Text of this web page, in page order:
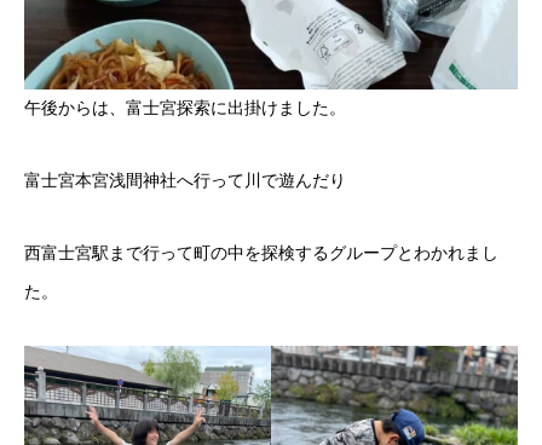
午後からは、富士宮探索に出掛けました。
富士宮本宮浅間神社へ行って川で遊んだり
西富士宮駅まで行って町の中を探検するグループとわかれまし
た。